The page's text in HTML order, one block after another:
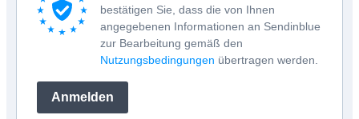
bestätigen Sie, dass die von Ihnen
angegebenen Informationen an Sendinblue
zur Bearbeitung gemäß den
Nutzungsbedingungen übertragen werden.
Anmelden